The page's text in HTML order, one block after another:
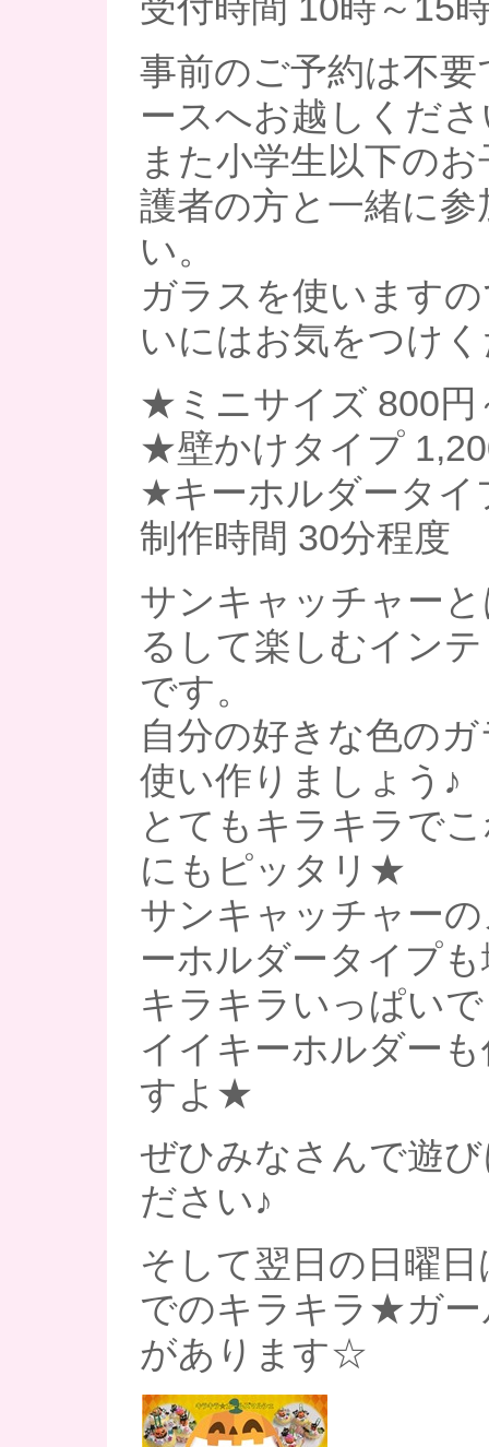
受付時間 10時～15
事前のご予約は不
ースへお越しくだ
また小学生以下の
護者の方と一緒に
い。
ガラスを使います
いにはお気をつけ
★ミニサイズ 800円
★壁かけタイプ
★キーホルダータイ
制作時間 30分程度
サンキャッチャー
るして楽しむイン
です。
自分の好きな色の
使い作りましょう♪
とてもキラキラで
にもピッタリ★
サンキャッチャー
ーホルダータイプ
キラキラいっぱい
イイキーホルダー
すよ★
ぜひみなさんで遊
ださい♪
そして翌日の日曜
でのキラキラ★ガ
があります☆